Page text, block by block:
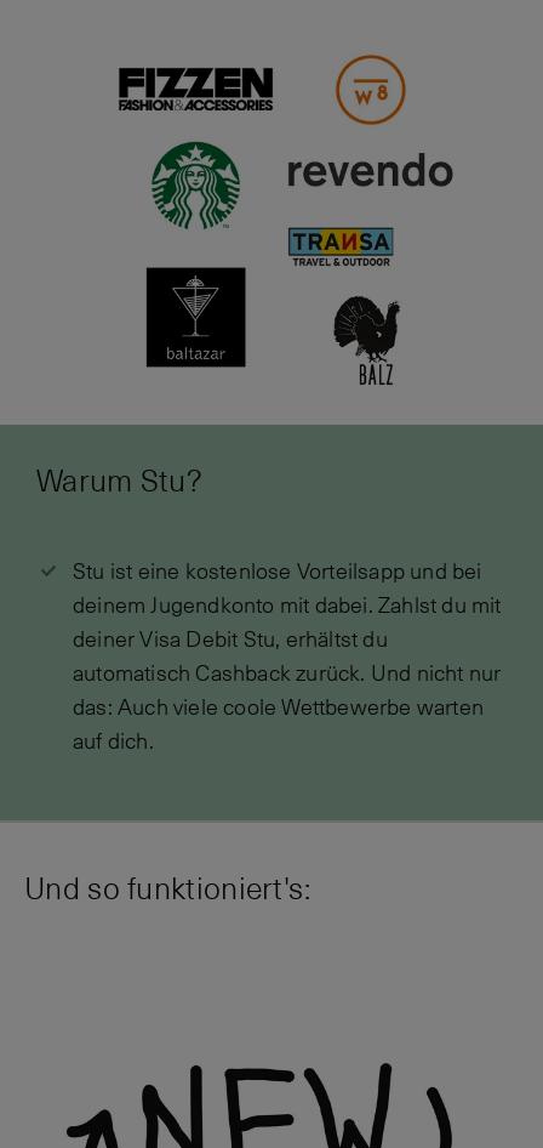
Warum Stu?
Stu ist eine kostenlose Vorteilsapp und bei
deinem Jugendkonto mit dabei. Zahlst du mit
deiner Visa Debit Stu, erhältst du
automatisch Cashback zurück. Und nicht nur
das: Auch viele coole Wettbewerbe warten
auf dich.
Und so funktioniert's: